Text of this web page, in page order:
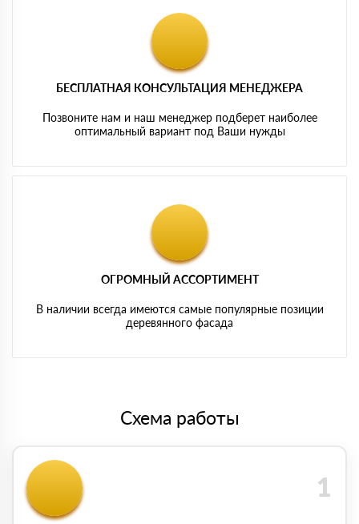
БЕСПЛАТНАЯ КОНСУЛЬТАЦИЯ МЕНЕДЖЕРА
Позвоните нам и наш менеджер подберет наиболее
оптимальный вариант под Ваши нужды
ОГРОМНЫЙ АССОРТИМЕНТ
В наличии всегда имеются самые популярные позиции
деревянного фасада
Схема работы